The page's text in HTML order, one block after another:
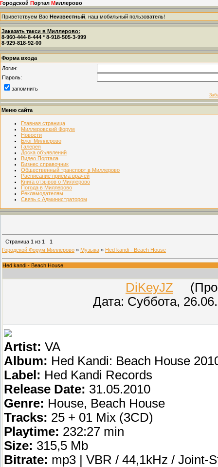
Городской Портал Миллерово
Приветствуем Вас Неизвестный , наш мобильный пользователь!
Заказать такси в Миллерово:
8-960-444-8-444 * 8-918-505-3-999
8-929-818-92-00
Форма входа
Логин:
Пароль:
запомнить
Меню сайта
Главная страница
Миллеровский Форум
Новости
Блог Миллерово
Галерея
Доска объявлений
Видео Портала
Бизнес справочник
Общественный транспорт в Миллерово
Расписание приема врачей
Книга отзывов о Миллерово
Погода в Миллерово
Рекламодателям
Связь с Администратором
Страница 1 из 1
1
Городской Форум Миллерово » Музыка » Hed kandi - Beach House
Hed kandi - Beach House
DiKeyJZ
Дата: Суббота,
Artist: VA
Album: Hed Kandi: Beach House
Label: Hed Kandi Records
Release Date: 31.05.2010
Genre: House, Beach House
Tracks: 25 + 01 Mix (3CD)
Playtime: 232:27 min
Size: 315,5 Mb
Bitrate: mp3 | VBR / 44,1kHz / Joint-